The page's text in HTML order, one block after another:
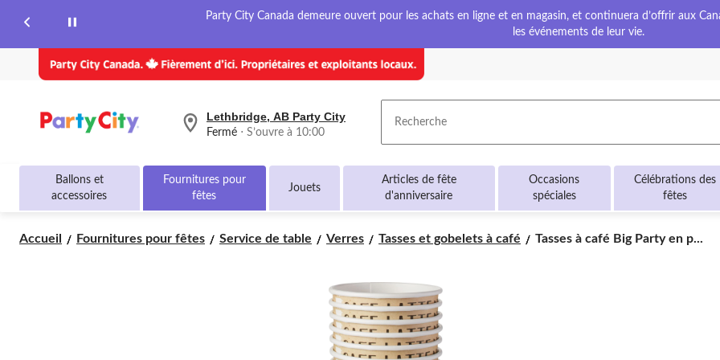
Party City Canada demeure ouvert pour les achats en ligne et en magasin, et continuera d’offrir aux
les événements de leur vie.
votre
Lethbridge,
AB
Party
courament
Lethbridge, AB Party City
Fermé ⋅ S’ouvre à 10:00 Recherche
Ballons et
accessoires
Fournitures pour
fêtes
Jouets
Articles de fête
d'anniversaire
Occasions
spéciales
Célébrations des
fêtes
Accueil Fournitures pour fêtes Service de table Verres Tasses et gobelets à café
Tasses
Tasses à café Big Party en p...